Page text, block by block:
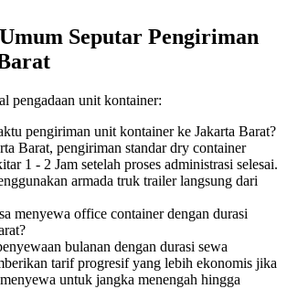
Seputar Pengiriman
pengadaan unit kontainer:
pengiriman unit kontainer ke Jakarta Barat?
Barat, pengiriman standar dry container
1 - 2 Jam setelah proses administrasi selesai.
armada truk trailer langsung dari
menyewa office container dengan durasi
bulanan dengan durasi sewa
tarif progresif yang lebih ekonomis jika
untuk jangka menengah hingga